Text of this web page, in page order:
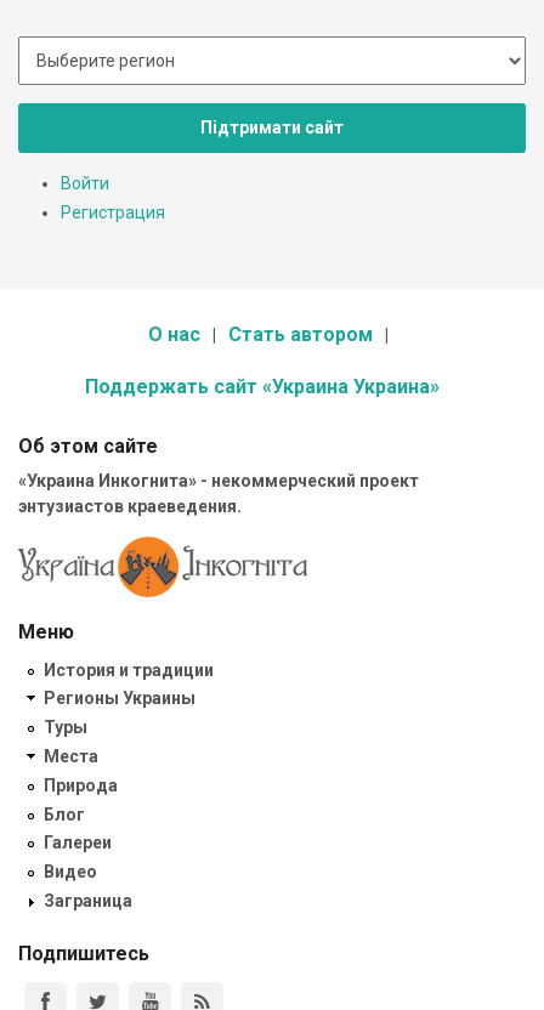
Підтримати сайт
Войти
Регистрация
О нас Стать автором
Поддержать сайт «Украина Украина»
Об этом сайте
«Украина Инкогнита» - некоммерческий проект
энтузиастов краеведения.
Меню
История и традиции
Регионы Украины
Туры
Места
Природа
Блог
Галереи
Видео
Заграница
Подпишитесь